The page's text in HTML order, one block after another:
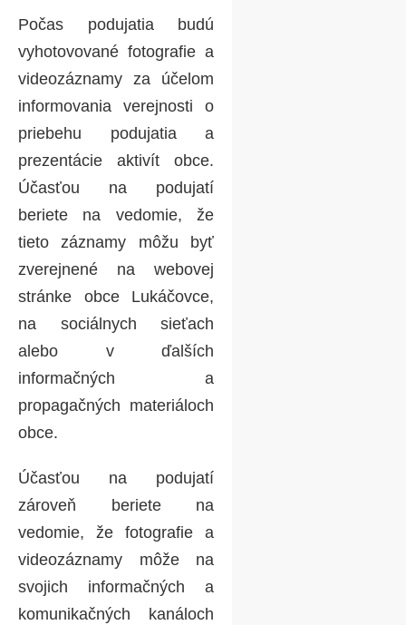
Počas podujatia budú
vyhotovované fotografie a
videozáznamy za účelom
informovania verejnosti o
priebehu podujatia a
prezentácie aktivít obce.
Účasťou na podujatí
beriete na vedomie, že
tieto záznamy môžu byť
zverejnené na webovej
stránke obce Lukáčovce,
na sociálnych sieťach
alebo v ďalších
informačných a
propagačných materiáloch
obce.
Účasťou na podujatí
zároveň beriete na
vedomie, že fotografie a
videozáznamy môže na
svojich informačných a
komunikačných kanáloch